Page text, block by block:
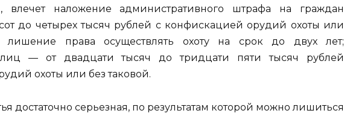
влечет наложение административного штрафа на граждан
до четырех тысяч рублей с конфискацией орудий охоты или
лишение права осуществлять охоту на срок до двух лет;
— от двадцати тысяч до тридцати пяти тысяч рублей
охоты или без таковой.
достаточно серьезная, по результатам которой можно лишиться